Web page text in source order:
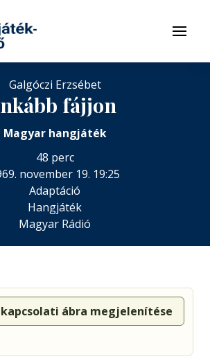
Menü
Galgóczi Erzsébet
fájjon
Magyar hangjáték
48 perc
november 19. 19:25
Adaptáció
Hangjáték
Magyar Rádió
kapcsolati ábra megjelenítése